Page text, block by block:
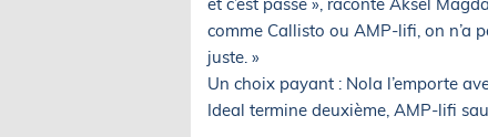
comme Callisto ou AMP-lifi, on n’a
juste. »
Un choix payant : Nola l’emporte
Ideal termine deuxième, AMP-lifi